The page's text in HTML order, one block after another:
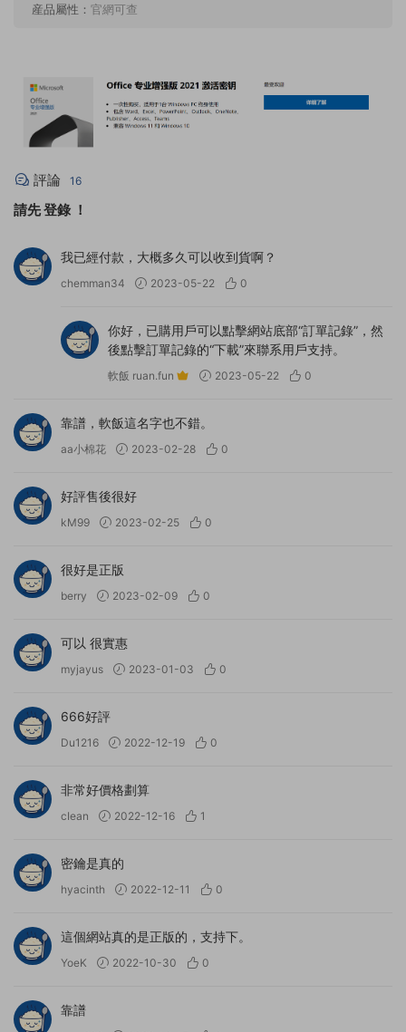
産品屬性： 官網可查
評論 16
請先登錄 ！
我已經付款，大概多久可以收到貨啊？
chemman34 2023-05-22 0
你好，已購用戶可以點擊網站底部“訂單記錄”，然
後點擊訂單記錄的“下載”來聯系用戶支持。
軟飯 ruan.fun 2023-05-22 0
靠譜，軟飯這名字也不錯。
aa小棉花 2023-02-28 0
好評售後很好
kM99 2023-02-25 0
很好是正版
berry 2023-02-09 0
可以 很實惠
myjayus 2023-01-03 0
666好評
Du1216 2022-12-19 0
非常好價格劃算
cIean 2022-12-16 1
密鑰是真的
hyacinth 2022-12-11 0
這個網站真的是正版的，支持下。
YoeK 2022-10-30 0
靠譜